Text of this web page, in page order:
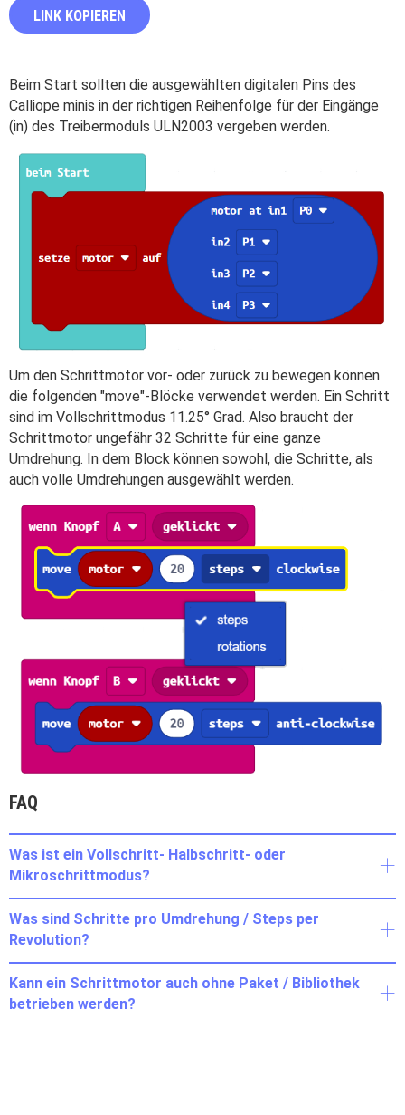
LINK KOPIEREN
Beim Start sollten die ausgewählten digitalen Pins des
Calliope minis in der richtigen Reihenfolge für der Eingänge
(in) des Treibermoduls ULN2003 vergeben werden.
Um den Schrittmotor vor- oder zurück zu bewegen können
die folgenden "move"-Blöcke verwendet werden. Ein Schritt
sind im Vollschrittmodus 11.25° Grad. Also braucht der
Schrittmotor ungefähr 32 Schritte für eine ganze
Umdrehung. In dem Block können sowohl, die Schritte, als
auch volle Umdrehungen ausgewählt werden.
FAQ
Was ist ein Vollschritt- Halbschritt- oder
Mikroschrittmodus?
Was sind Schritte pro Umdrehung / Steps per
Revolution?
Kann ein Schrittmotor auch ohne Paket / Bibliothek
betrieben werden?